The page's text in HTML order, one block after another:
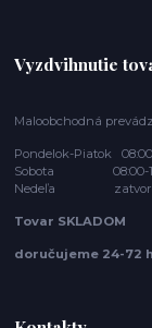
Vyzdvihnutie
Maloobchodná
Pondelok-Piatok
Sobota 08:00-
Nedeľa
Tovar SKLADOM
doručujeme 24-72